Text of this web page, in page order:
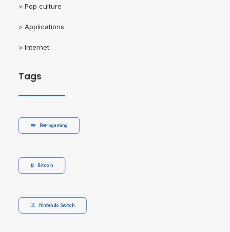
> Pop culture
> Applications
> Internet
Tags
Retrogaming
Bitcoin
Nintendo Switch